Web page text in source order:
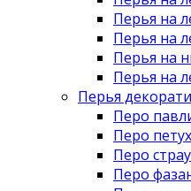
Перья на
Перья на
Перья на
Перья на
Перья
Перо
Перо
Перо
Перо